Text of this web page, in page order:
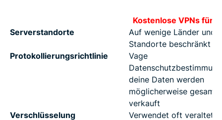
Kostenlose VPNs für
Serverstandorte
Auf wenige Länder und
Standorte beschränkt
Protokollierungsrichtlinie
Vage
deine Daten werden
möglicherweise
verkauft
Verschlüsselung
Verwendet oft veraltete